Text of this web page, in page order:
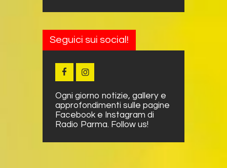
Seguici sui social!
Ogni giorno notizie, gallery e
approfondimenti sulle pagine
Facebook e Instagram di
Radio Parma. Follow us!